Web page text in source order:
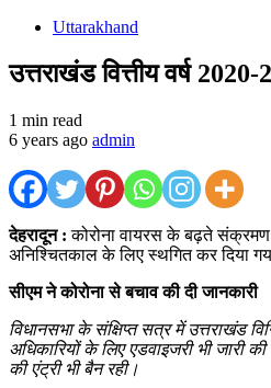
Uttarakhand
उत्तराखंड वित्तीय वर्ष
1 min read
6 years ago admin
देहरादून : कोरोना वायरस के बढ़ते संक्रमण
अनिश्चितकाल के लिए स्थगित कर दिया
सीएम ने कोरोना से बचाव की दी जानकारी
विधानसभा के संक्षिप्त सत्र में उत्तराखंड
अधिकारियों के लिए एडवाइजरी भी जारी
की एंट्री भी बैन रही।